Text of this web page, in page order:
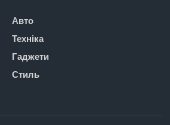
Авто
Техніка
Гаджети
Стиль